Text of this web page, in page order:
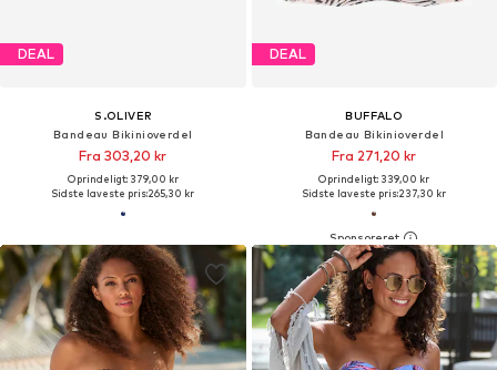
DEAL
S.OLIVER
Bandeau Bikinioverdel
Fra 303,20 kr
Oprindeligt: 379,00 kr
Sidste laveste pris:265,30 kr
DEAL
BUFFALO
Bandeau Bikinioverdel
Fra 271,20 kr
Oprindeligt: 339,00 kr
Sidste laveste pris:237,30 kr